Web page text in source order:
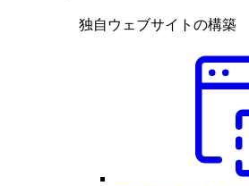
独自ウェブサイトの構築